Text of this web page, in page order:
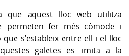
que aquest lloc web utilitza
permeten fer més còmode i
s’estableix entre ell i el lloc
galetes es limita a la